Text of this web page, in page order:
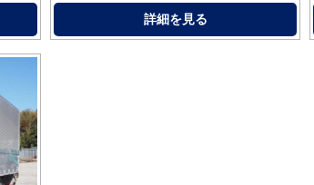
詳細を見る